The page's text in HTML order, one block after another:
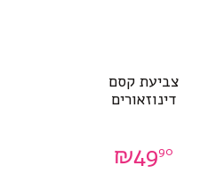
צביעת קסם
דינוזאורים
₪4990